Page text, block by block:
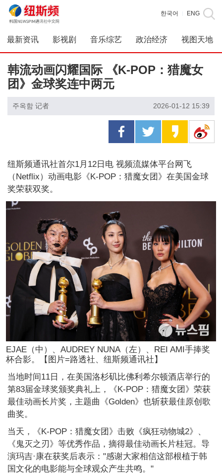
한국어 ENG
最新资讯 影视剧 音乐综艺 政治经济 视图天地
韩流动画闪耀国际 《K-POP：猎魔女
团》金球奖连中两元
주옥함 记者 2026-01-12 15:39
纽斯频通讯社首尔1月12日电 视频流媒体平台网飞
（Netflix）动画电影《K-POP：猎魔女团》在美国金球
奖荣获双奖。
EJAE（中）、AUDREY NUNA（左）、REI AMI手捧奖
杯合影。【图片=路透社、纽斯频通讯社】
当地时间11日，在美国洛杉矶比佛利希尔顿酒店举行的
第83届金球奖颁奖典礼上，《K-POP：猎魔女团》荣获
最佳动画长片奖，主题曲《Golden》也斩获最佳原创歌
曲奖。
当天，《K-POP：猎魔女团》击败《疯狂动物城2》、
《鬼灭之刃》等优秀作品，摘得最佳动画长片桂冠。导
演玛吉·康在获奖后表示："感谢大家相信这部根植于韩
国文化的电影能与全球观众产生共鸣。"